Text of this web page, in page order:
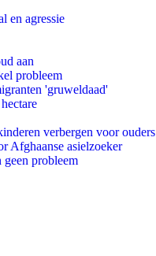
en agressie
aan
probleem
'gruweldaad'
verbergen voor
Afghaanse asielzoeker
probleem